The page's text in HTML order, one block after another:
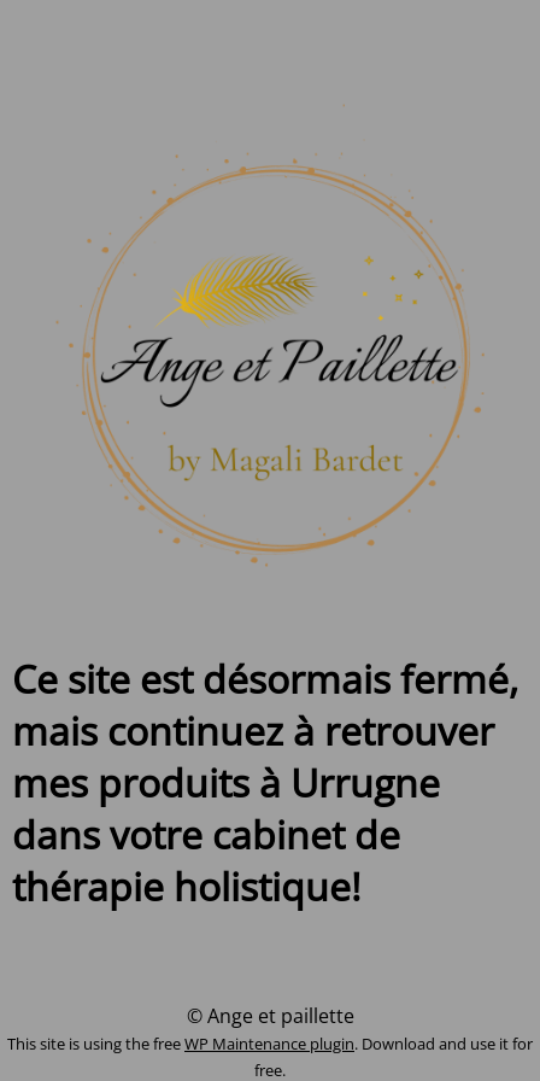
Ce site est désormais fermé,
mais continuez à retrouver
mes produits à Urrugne
dans votre cabinet de
thérapie holistique!
© Ange et paillette
This site is using the freeWP Maintenance plugin. Download and use it for
free.